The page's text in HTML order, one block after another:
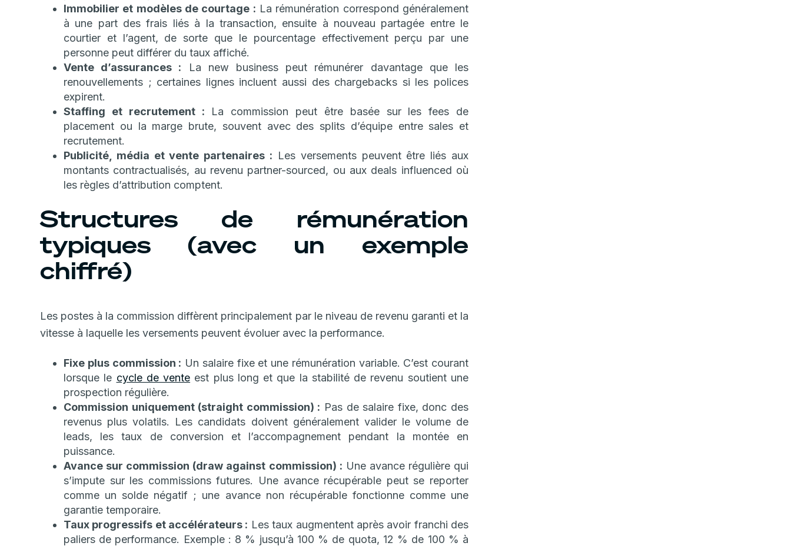
Immobilier et modèles de courtage : La rémunération correspond généralement
à une part des frais liés à la transaction, ensuite à nouveau partagée entre le
courtier et l’agent, de sorte que le pourcentage effectivement perçu par une
personne peut différer du taux affiché.
Vente d’assurances : La new business peut rémunérer davantage que les
renouvellements ; certaines lignes incluent aussi des chargebacks si les polices
expirent.
Staffing et recrutement : La commission peut être basée sur les fees de
placement ou la marge brute, souvent avec des splits d’équipe entre sales et
recrutement.
Publicité, média et vente partenaires : Les versements peuvent être liés aux
montants contractualisés, au revenu partner-sourced, ou aux deals influenced où
les règles d’attribution comptent.
Structures de rémunération
typiques (avec un exemple
chiffré)
Les postes à la commission diffèrent principalement par le niveau de revenu garanti et la
vitesse à laquelle les versements peuvent évoluer avec la performance.
Fixe plus commission : Un salaire fixe et une rémunération variable. C’est courant
lorsque le cycle de vente est plus long et que la stabilité de revenu soutient une
prospection régulière.
Commission uniquement (straight commission) : Pas de salaire fixe, donc des
revenus plus volatils. Les candidats doivent généralement valider le volume de
leads, les taux de conversion et l’accompagnement pendant la montée en
puissance.
Avance sur commission (draw against commission) : Une avance régulière qui
s’impute sur les commissions futures. Une avance récupérable peut se reporter
comme un solde négatif ; une avance non récupérable fonctionne comme une
garantie temporaire.
Taux progressifs et accélérateurs : Les taux augmentent après avoir franchi des
paliers de performance. Exemple : 8 % jusqu’à 100 % de quota, 12 % de 100 % à